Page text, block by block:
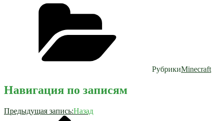
РубрикиMinecraft
Навигация по записям
Предыдущая запись:Назад